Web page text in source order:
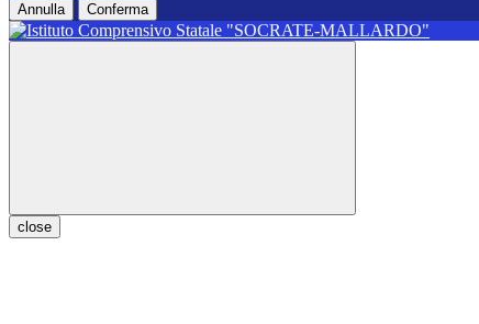
Annulla Conferma
close